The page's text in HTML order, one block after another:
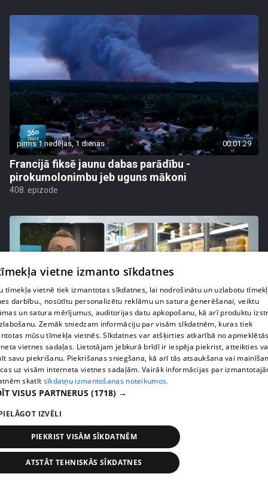
pirms 1 nedēļas, 1 dienas 00:01:29
Francijā fiksē jaunu dabas parādību -
pirokumolonimbu jeb uguns mākoni
408. epizode
pirms 1 nedēļas, 1 dienas 00:03:37
Pārtiku pērkam vairāk, bet vai “zemo cenu grozs”
tiešām samazina kopējo čeku?
408. epizode
vietne izmanto sīkdatnes
tīmekļa vietnē tiek izmantotas sīkdatnes, lai nodrošinātu un uzlabotu
darbību., nosūtītu personalizētu reklāmu un satura ģenerēšanai, veiktu
un satura mērījumus, auditorijas datu apkopošanu, kā arī produktu
Zemāk sniedzam informāciju par visām sīkdatnēm, kuras tiek
mūsu tīmekļa vietnēs. Sīkdatnes var atšķirties atkarībā no
vietnes sadaļas. Lietotājam jebkurā brīdī ir iespēja piekrist, atteikties
savu piekrišanu. Piekrišanas sniegšana, kā arī tās atsaukšana vai
uz visām interneta vietnes sadaļām. Vairāk informācijas par
skatīt sīkdatņu izmantošanas noteikumos.
VISUS PARTNERUS (1718) →
IZVĒLI
PIEKRIST VISĀM SĪKDATNĒM
ATSTĀT TEHNISKĀS SĪKDATNES